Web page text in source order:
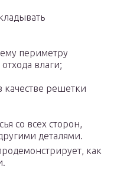
периметру
влаги;
решетки
со всех сторон,
деталями.
как